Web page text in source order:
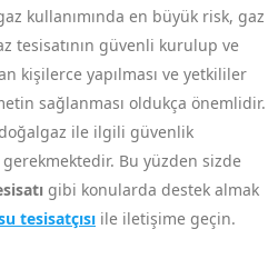
kullanımında en büyük risk, gaz
tesisatının güvenli kurulup ve
kişilerce yapılması ve yetkililer
sağlanması oldukça önemlidir.
doğalgaz ile ilgili güvenlik
gerekmektedir. Bu yüzden sizde
gibi konularda destek almak
tesisatçısı ile iletişime geçin.